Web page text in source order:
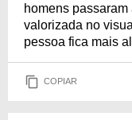
homens
valorizada no
pessoa fica mais
COPIAR